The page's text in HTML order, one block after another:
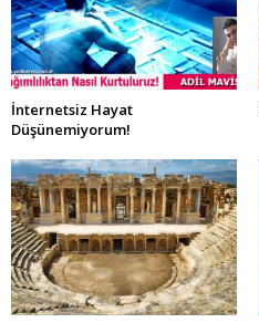
İnternetsiz Hayat
Düşünemiyorum!